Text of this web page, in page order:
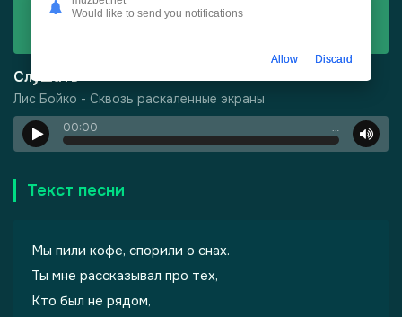
Скачать
Слушать
Лис Бойко - Сквозь раскаленные экраны
00:00 …
Текст песни
Мы пили кофе, спорили о снах.
Ты мне рассказывал про тех,
Кто был не рядом,
Город Грехов
Would like to send you notifications
Allow Discard